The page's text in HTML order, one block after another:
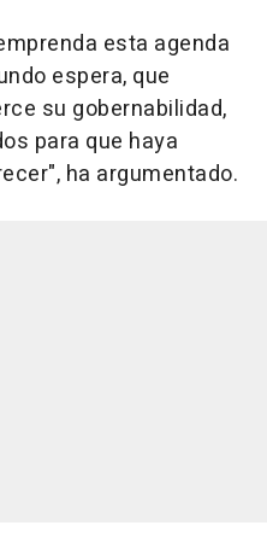
esta agenda
espera, que
su gobernabilidad,
para que haya
ha argumentado.